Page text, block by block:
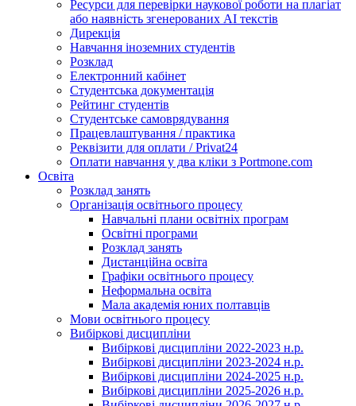
Ресурси для перевірки наукової роботи на плагіат
або наявність згенерованих АІ текстів
Дирекція
Навчання іноземних студентів
Розклад
Електронний кабінет
Студентська документація
Рейтинг студентів
Студентське самоврядування
Працевлаштування / практика
Реквізити для оплати / Privat24
Оплати навчання у два кліки з Portmone.com
Освіта
Розклад занять
Організація освітнього процесу
Навчальні плани освітніх програм
Освітні програми
Розклад занять
Дистанційна освіта
Графіки освітнього процесу
Неформальна освіта
Мала академія юних полтавців
Мови освітнього процесу
Вибіркові дисципліни
Вибіркові дисципліни 2022-2023 н.р.
Вибіркові дисципліни 2023-2024 н.р.
Вибіркові дисципліни 2024-2025 н.р.
Вибіркові дисципліни 2025-2026 н.р.